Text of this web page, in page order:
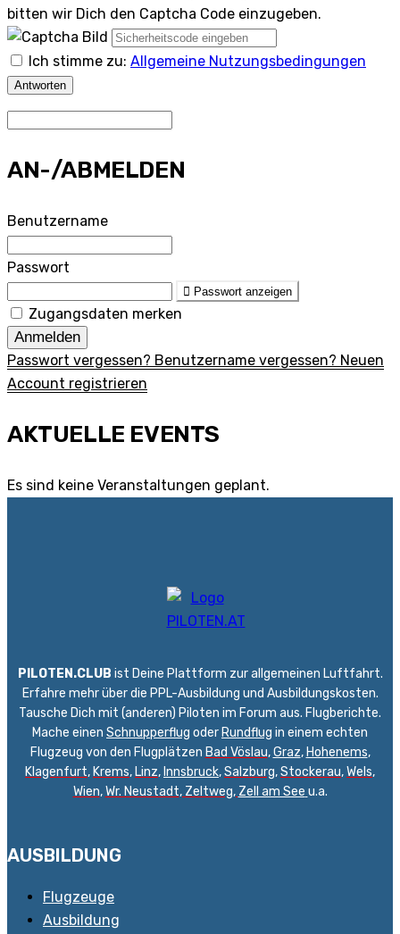
bitten wir Dich den Captcha Code einzugeben.
Ich stimme zu: Allgemeine Nutzungsbedingungen
Antworten
AN-/ABMELDEN
Benutzername
Passwort
Passwort anzeigen
Zugangsdaten merken
Anmelden
Passwort vergessen? Benutzername vergessen? Neuen
Account registrieren
AKTUELLE EVENTS
Es sind keine Veranstaltungen geplant.
PILOTEN.CLUB ist Deine Plattform zur allgemeinen Luftfahrt.
Erfahre mehr über die PPL-Ausbildung und Ausbildungskosten.
Tausche Dich mit (anderen) Piloten im Forum aus. Flugberichte.
Mache einen Schnupperflug oder Rundflug in einem echten
Flugzeug von den Flugplätzen Bad Vöslau,Graz, Hohenems,
Klagenfurt, Krems, Linz, Innsbruck,Salzburg,Stockerau,Wels,
Wien,Wr. Neustadt, Zeltweg, Zell am See u.a.
AUSBILDUNG
Flugzeuge
Ausbildung